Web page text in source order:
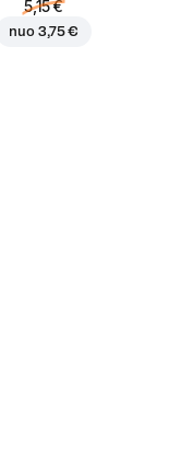
5,15 €
nuo 3,75 €